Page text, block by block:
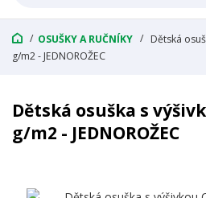
OSUŠKY A RUČNÍKY
Dětská
g/m2 - JEDNOROŽEC
Dětská osuška s
g/m2 - JEDNOROŽEC